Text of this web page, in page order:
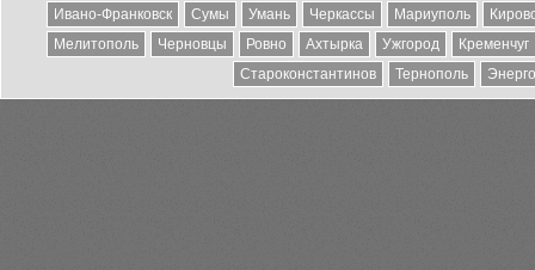
Ивано-Франковск
Сумы Умань Черкассы Мариуполь
Мелитополь
Черновцы Ровно Ахтырка Ужгород
Кременчуг
Староконстантинов
Тернополь